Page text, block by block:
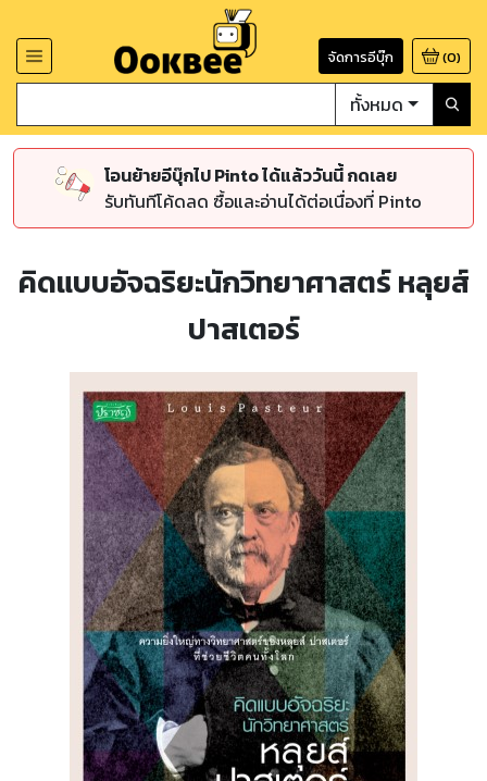
จัดการอีบุ๊ก (0)
ทั้งหมด
โอนย้ายอีบุ๊กไป Pinto ได้แล้ววันนี้ กดเลย
รับทันทีโค้ดลด ซื้อและอ่านได้ต่อเนื่องที่ Pinto
คิดแบบอัจฉริยะนักวิทยาศาสตร์ หลุยส์
ปาสเตอร์